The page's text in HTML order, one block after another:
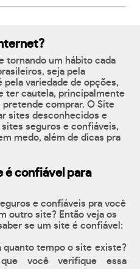
tornando um hábito cada
seja pela
variedade de opções,
ter cautela, principalmente
comprar. O Site
sites desconhecidos e
seguros e confiáveis,
medo, além de dicas pra
é confiável para
e confiáveis pra você
outro site? Então veja os
se um site é confiável:
quanto tempo o site existe?
você verifique essa